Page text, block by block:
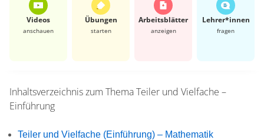
Videos
anschauen
Übungen
starten
Arbeits­blätter
anzeigen
Lehrer*​innen
fragen
Inhaltsverzeichnis zum ThemaTeiler und Vielfache –
Einführung
Teiler und Vielfache (Einführung) – Mathematik